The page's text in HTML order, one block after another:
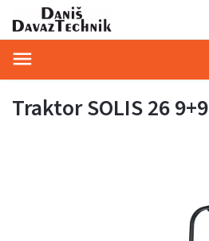
Traktor SOLIS 26 9+9